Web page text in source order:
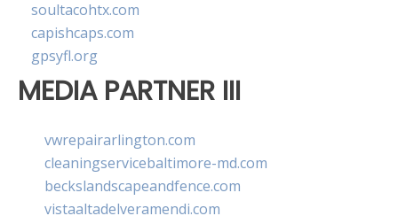
soultacohtx.com
capishcaps.com
gpsyfl.org
MEDIA PARTNER III
vwrepairarlington.com
cleaningservicebaltimore-md.com
beckslandscapeandfence.com
vistaaltadelveramendi.com